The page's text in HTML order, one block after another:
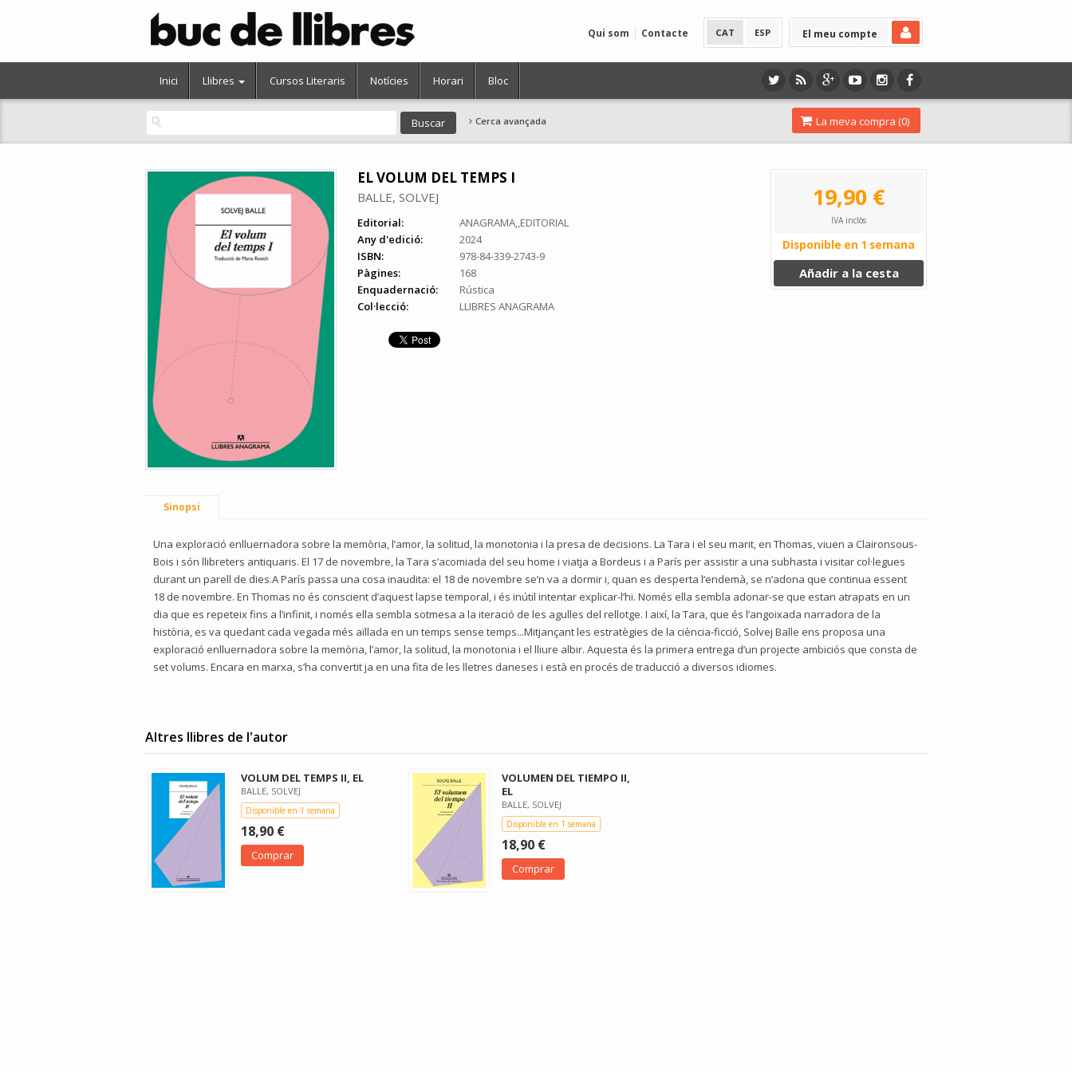
El meu compte
CAT ESP
Qui som Contacte
Inici Llibres Cursos Literaris Notícies Horari Bloc
Cerca avançada La meva compra (0)
EL VOLUM DEL TEMPS I
BALLE, SOLVEJ
Editorial:
ANAGRAMA,,EDITORIAL
Any d'edició:
2024
ISBN:
978-84-339-2743-9
Pàgines:
168
Enquadernació:
Rústica
Col·lecció:
LLIBRES ANAGRAMA
19,90 €
IVA inclòs
Disponible en 1 semana
Añadir a la cesta
Sinopsi
Una exploració enlluernadora sobre la memòria, l’amor, la solitud, la monotonia i la presa de decisions. La Tara i el seu marit, en Thomas, viuen a Claironsous-
Bois i són llibreters antiquaris. El 17 de novembre, la Tara s’acomiada del seu home i viatja a Bordeus i a París per assistir a una subhasta i visitar col·legues
durant un parell de dies.A París passa una cosa inaudita: el 18 de novembre se’n va a dormir i, quan es desperta l’endemà, se n’adona que continua essent
18 de novembre. En Thomas no és conscient d’aquest lapse temporal, i és inútil intentar explicar-l’hi. Només ella sembla adonar-se que estan atrapats en un
dia que es repeteix fins a l’infinit, i només ella sembla sotmesa a la iteració de les agulles del rellotge. I així, la Tara, que és l’angoixada narradora de la
història, es va quedant cada vegada més aïllada en un temps sense temps...Mitjançant les estratègies de la ciència-ficció, Solvej Balle ens proposa una
exploració enlluernadora sobre la memòria, l’amor, la solitud, la monotonia i el lliure albir. Aquesta és la primera entrega d’un projecte ambiciós que consta de
set volums. Encara en marxa, s’ha convertit ja en una fita de les lletres daneses i està en procés de traducció a diversos idiomes.
Altres llibres de l'autor
VOLUM DEL TEMPS II, EL
BALLE, SOLVEJ
Disponible en 1 semana
18,90 €
Comprar
VOLUMEN DEL TIEMPO II,
EL
BALLE, SOLVEJ
Disponible en 1 semana
18,90 €
Comprar